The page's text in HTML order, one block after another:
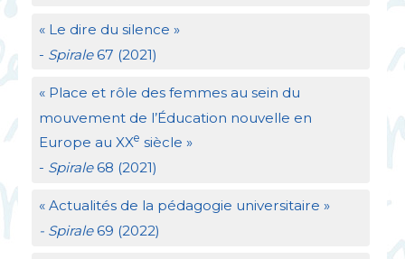
« Le dire du silence »
- Spirale67 (2021)
« Place et rôle des femmes au sein du
mouvement de l’Éducation nouvelle en
Europe au XXe siècle »
- Spirale68 (2021)
« Actualités de la pédagogie universitaire »
- Spirale69 (2022)